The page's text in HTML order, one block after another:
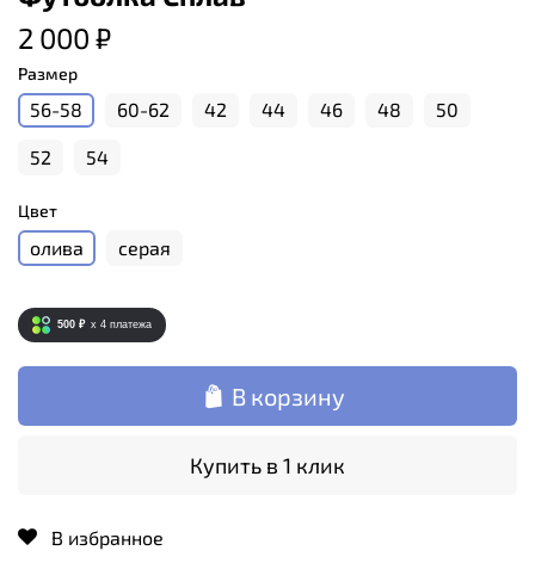
2 000 ₽
Размер
56-58 60-62 42 44 46 48 50
52 54
Цвет
олива серая
500 ₽ x 4 платежа
В корзину
Купить в 1 клик
В избранное